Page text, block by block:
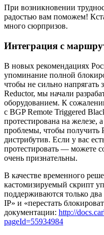
При возникновении
радостью вам поможем!
много сюрпризов.
Интеграция с
В новых рекомендациях
упоминание полной
чтобы не сильно напрягать
Reductor, мы начали
оборудованием. К
с BGP Remote Triggered
протестирована на железе,
проблемы, чтобы получить
дистрибутив. Если у вас
протестировать — можете
очень признательны.
В качестве временного
кастомизируемый скрипт
поддерживаются только
IP» и «перестать
документации: http://
pageId=55934984